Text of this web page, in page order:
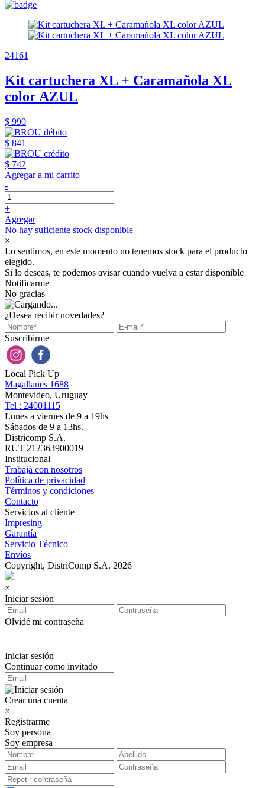
24161
Kit cartuchera XL + Caramañola XL
color AZUL
$ 990
$ 841
$ 742
Agregar a mi carrito
-
+
Agregar
No hay suficiente stock disponible
×
Lo sentimos, en este momento no tenemos stock para el producto
elegido.
Si lo deseas, te podemos avisar cuando vuelva a estar disponible
Notificarme
No gracias
¿Desea recibir novedades?
Suscribirme
Local Pick Up
Magallanes 1688
Montevideo, Uruguay
Tel : 24001115
Lunes a viernes de 9 a 19hs
Sábados de 9 a 13hs.
Districomp S.A.
RUT 212363900019
Institucional
Trabajá con nosotros
Política de privacidad
Términos y condiciones
Contacto
Servicios al cliente
Impresing
Garantía
Servicio Técnico
Envíos
Copyright, DistriComp S.A. 2026
×
Iniciar sesión
Olvidé mi contraseña
Iniciar sesión
Continuar como invitado
Crear una cuenta
×
Registrarme
Soy persona
Soy empresa